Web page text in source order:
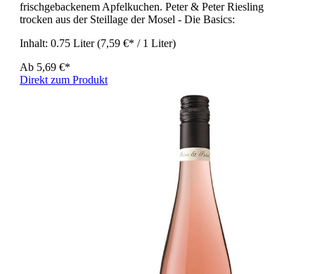
frischgebackenem Apfelkuchen. Peter & Peter Riesling
trocken aus der Steillage der Mosel - Die Basics:
Inhalt: 0.75 Liter(7,59 €* / 1 Liter)
Ab 5,69 €*
Direkt zum Produkt